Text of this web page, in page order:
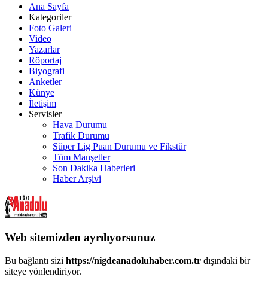
Ana Sayfa
Kategoriler
Foto Galeri
Video
Yazarlar
Röportaj
Biyografi
Anketler
Künye
İletişim
Servisler
Hava Durumu
Trafik Durumu
Süper Lig Puan Durumu ve Fikstür
Tüm Manşetler
Son Dakika Haberleri
Haber Arşivi
Web sitemizden ayrılıyorsunuz
Bu bağlantı sizi https://nigdeanadoluhaber.com.tr dışındaki bir
siteye yönlendiriyor.